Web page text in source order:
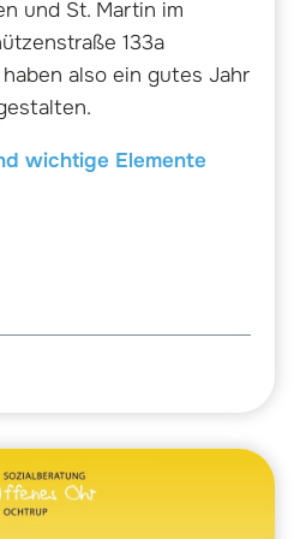
und St. Martin im
133a
also ein gutes Jahr
wichtige Elemente